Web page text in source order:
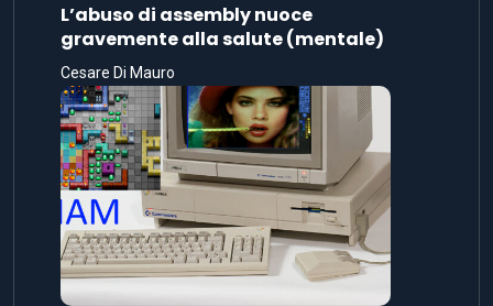
L’abuso di assembly nuoce
gravemente alla salute (mentale)
Cesare Di Mauro